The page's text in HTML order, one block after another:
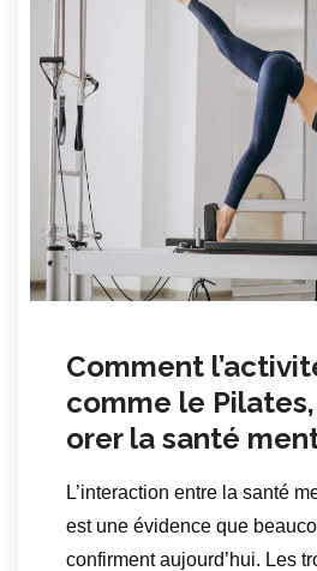
Comment
comme le
orer la santé
L’interaction entre la santé
est une évidence que
confirment aujourd’hui. Les